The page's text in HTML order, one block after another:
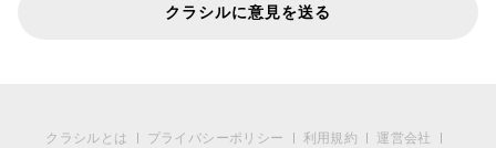
クラシルに意見を送る
クラシルとは プライバシーポリシー 利用規約
運営会社